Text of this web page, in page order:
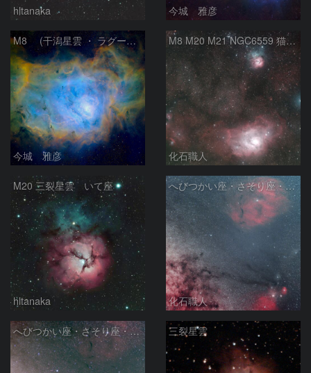
hltanaka 今城 雅彦
M8 (干潟星雲 ・ ラグーン（Lagoon）星雲)
今城 雅彦
M8 M20 M21 NGC6559 猫の手星雲 いて座
化石職人
M20 三裂星雲 いて座
hltanaka
へびつかい座・さそり座・いて座と天の川
化石職人
へびつかい座・さそり座・いて座と天の川 三裂星雲